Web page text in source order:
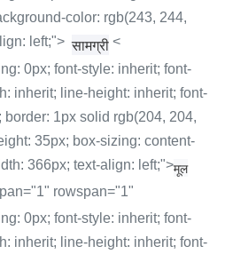
color: rgb(243, 244,
left;">सामग्री <
0px; font-style: inherit; font-
inherit; line-height: inherit; font-
1px solid rgb(204, 204,
35px; box-sizing: content-
366px; text-align: left;">मूल
rowspan="1"
0px; font-style: inherit; font-
inherit; line-height: inherit; font-